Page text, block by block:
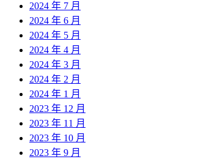
2024 年 7 月
2024 年 6 月
2024 年 5 月
2024 年 4 月
2024 年 3 月
2024 年 2 月
2024 年 1 月
2023 年 12 月
2023 年 11 月
2023 年 10 月
2023 年 9 月